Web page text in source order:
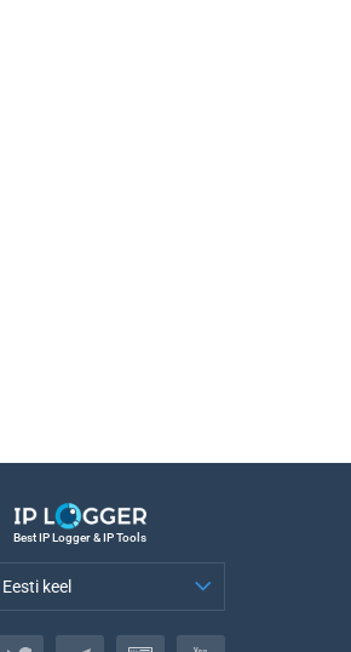
Best IP Logger & IP Tools
Eesti keel
Eesti keel